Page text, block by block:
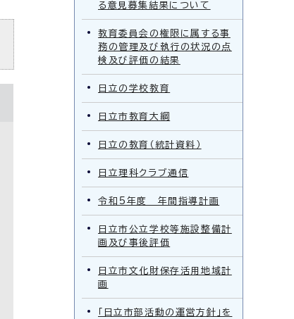
る意見募集結果について
教育委員会の権限に属する事
務の管理及び執行の状況の点
検及び評価の結果
日立の学校教育
日立市教育大綱
日立の教育（統計資料）
日立理科クラブ通信
令和5年度 年間指導計画
日立市公立学校等施設整備計
画及び事後評価
日立市文化財保存活用地域計
画
「日立市部活動の運営方針」を